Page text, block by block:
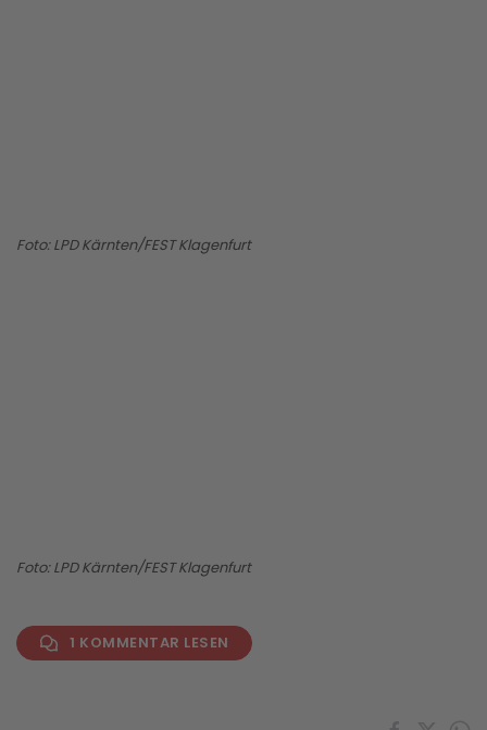
Foto: LPD Kärnten/FEST Klagenfurt
Foto: LPD Kärnten/FEST Klagenfurt
1 KOMMENTAR LESEN